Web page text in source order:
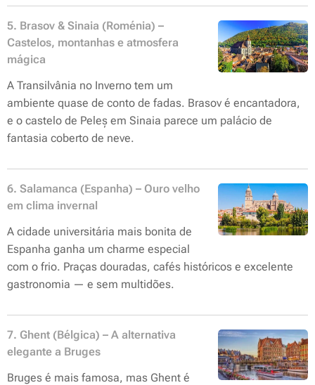
5. Brasov & Sinaia (Roménia) –
Castelos, montanhas e atmosfera
mágica
A Transilvânia no Inverno tem um
ambiente quase de conto de fadas. Brasov é encantadora,
e o castelo de Peleș em Sinaia parece um palácio de
fantasia coberto de neve.
6. Salamanca (Espanha) – Ouro velho
em clima invernal
A cidade universitária mais bonita de
Espanha ganha um charme especial
com o frio. Praças douradas, cafés históricos e excelente
gastronomia — e sem multidões.
7. Ghent (Bélgica) – A alternativa
elegante a Bruges
Bruges é mais famosa, mas Ghent é